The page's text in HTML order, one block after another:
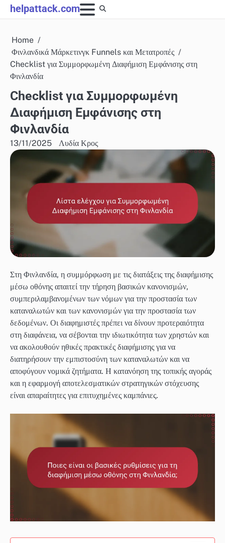
Skip
to
helpattack.com
Home
Φινλανδικά Μάρκετινγκ Funnels και Μετατροπές
Checklist για Συμμορφωμένη Διαφήμιση Εμφάνισης στη
Φινλανδία
Checklist για Συμμορφωμένη
Διαφήμιση Εμφάνισης στη
Φινλανδία
13/11/2025 Λυδία Κρος
Στη Φινλανδία, η συμμόρφωση με τις διατάξεις της διαφήμισης
μέσω οθόνης απαιτεί την τήρηση βασικών κανονισμών,
συμπεριλαμβανομένων των νόμων για την προστασία των
καταναλωτών και των κανονισμών για την προστασία των
δεδομένων. Οι διαφημιστές πρέπει να δίνουν προτεραιότητα
στη διαφάνεια, να σέβονται την ιδιωτικότητα των χρηστών και
να ακολουθούν ηθικές πρακτικές διαφήμισης για να
διατηρήσουν την εμπιστοσύνη των καταναλωτών και να
αποφύγουν νομικά ζητήματα. Η κατανόηση της τοπικής αγοράς
και η εφαρμογή αποτελεσματικών στρατηγικών στόχευσης
είναι απαραίτητες για επιτυχημένες καμπάνιες.